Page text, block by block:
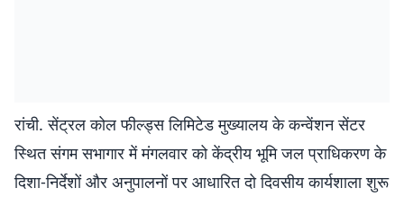
रांची. सेंट्रल कोल फील्ड्स लिमिटेड मुख्यालय के कन्वेंशन सेंटर
स्थित संगम सभागार में मंगलवार को केंद्रीय भूमि जल प्राधिकरण के
दिशा-निर्देशों और अनुपालनों पर आधारित दो दिवसीय कार्यशाला शुरू